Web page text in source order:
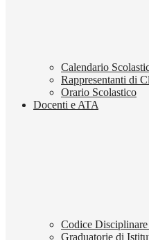
Calendario
Rappresentanti di
Orario Scolastico
Docenti e ATA
Codice
Graduatorie di